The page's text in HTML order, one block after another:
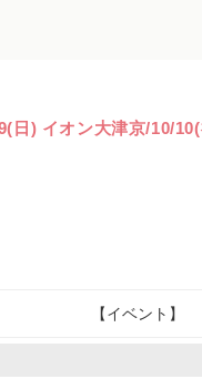
日) イオン大津京/10/
【イベント】